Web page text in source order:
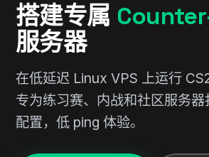
搭建专属
服务器
在低延迟 Linux VPS 上运行
专为练习赛、内战和社区服务
配置，低 ping 体验。